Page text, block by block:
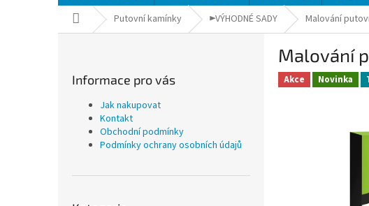
Domů Putovní kamínky ►VÝHODNÉ SADY Malování
Informace pro vás
Jak nakupovat
Kontakt
Obchodní podmínky
Podmínky ochrany osobních údajů
Malování
Akce Novinka